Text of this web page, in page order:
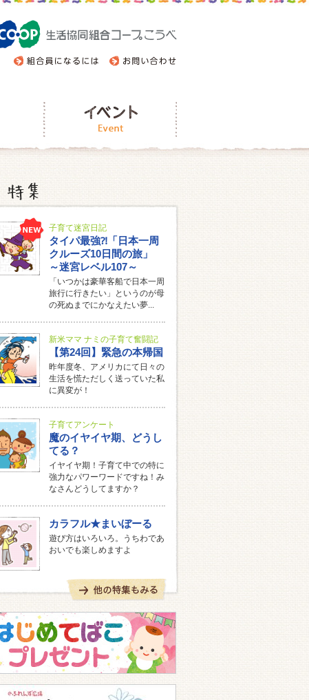
子育て迷宮日記
タイパ最強⁈「日本一周
クルーズ10日間の旅」
～迷宮レベル107～
「いつかは豪華客船で日本一周
旅行に行きたい」というのが母
の死ぬまでにかなえたい夢...
新米ママ ナミの子育て奮闘記
【第24回】緊急の本帰国
昨年度冬、アメリカにて日々の
生活を慌ただしく送っていた私
に異変が！
子育てアンケート
魔のイヤイヤ期、どうし
てる？
イヤイヤ期！子育て中での特に
強力なパワーワードですね！み
なさんどうしてますか？
カラフル★まいぼーる
遊び方はいろいろ。うちわであ
おいでも楽しめますよ